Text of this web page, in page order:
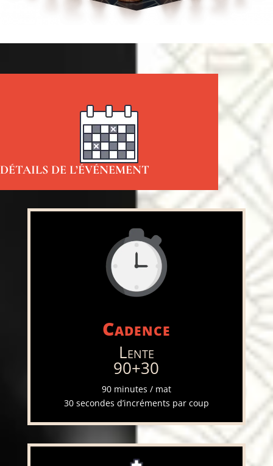
DÉTAILS DE L’ÉVÉNEMENT
Cadence
Lente
90+30
90 minutes / mat
30 secondes d’incréments par coup